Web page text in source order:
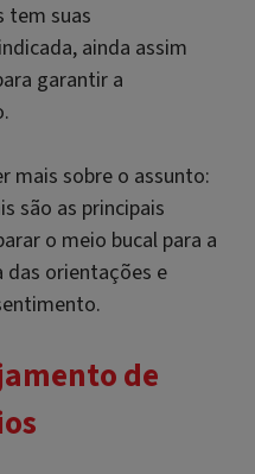
tem suas
ainda assim
garantir a
mais sobre o assunto:
são as principais
o meio bucal para a
das orientações e
de